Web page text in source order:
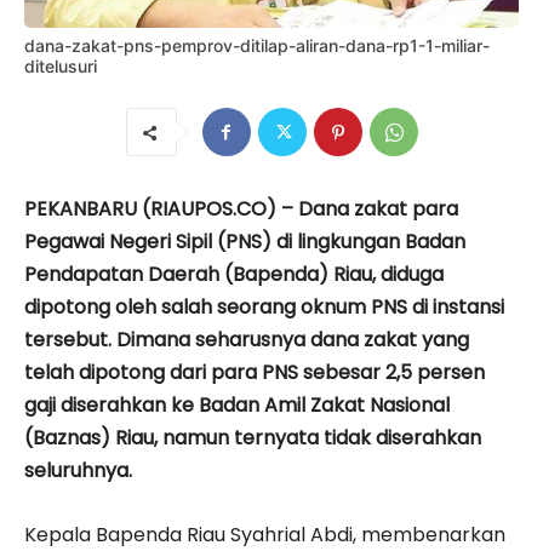
dana-zakat-pns-pemprov-ditilap-aliran-dana-rp1-1-miliar-
ditelusuri
PEKANBARU (RIAUPOS.CO) – Dana zakat para
Pegawai Negeri Sipil (PNS) di lingkungan Badan
Pendapatan Daerah (Bapenda) Riau, diduga
dipotong oleh salah seorang oknum PNS di instansi
tersebut. Dimana seharusnya dana zakat yang
telah dipotong dari para PNS sebesar 2,5 persen
gaji diserahkan ke Badan Amil Zakat Nasional
(Baznas) Riau, namun ternyata tidak diserahkan
seluruhnya.
Kepala Bapenda Riau Syahrial Abdi, membenarkan